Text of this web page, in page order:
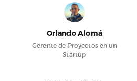
Orlando Alomá
Gerente de Proyectos en un
Startup